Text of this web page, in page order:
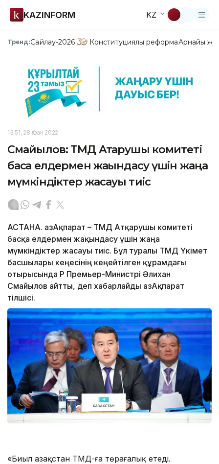
KAZINFORM KZ
Тренд:Сайлау-2026 Конституциялық реформаАрнайы
13:51, 28 Қазан 2022
Смайылов: ТМД Атқарушы комитеті
басқа елдермен жақындасу үшін жаңа
мүмкіндіктер жасауы тиіс
АСТАНА. ҚазАқпарат – ТМД Атқарушы комитеті
басқа елдермен жақындасу үшін жаңа
мүмкіндіктер жасауы тиіс. Бұл туралы ТМД Үкімет
басшылары кеңесінің кеңейтілген құрамдағы
отырысында ҚР Премьер-Министрі Әлихан
Смайылов айтты, деп хабарлайды ҚазАқпарат
тілшісі.
«Биыл Қазақстан ТМД-ға төрағалық етеді.